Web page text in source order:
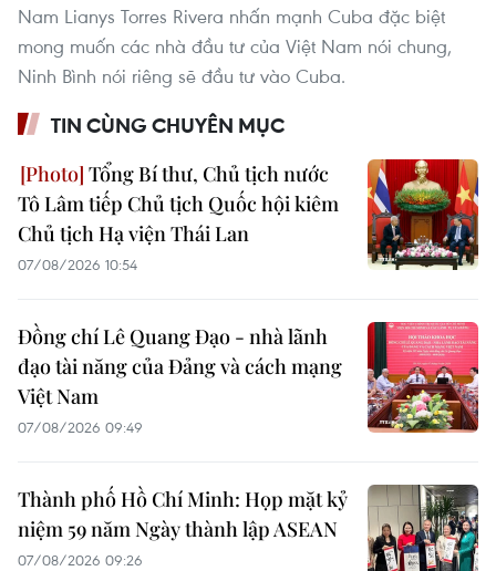
Nam Lianys Torres Rivera nhấn mạnh Cuba đặc biệt
mong muốn các nhà đầu tư của Việt Nam nói chung,
Ninh Bình nói riêng sẽ đầu tư vào Cuba.
TIN CÙNG CHUYÊN MỤC
Tổng Bí thư, Chủ tịch nước
Tô Lâm tiếp Chủ tịch Quốc hội kiêm
Chủ tịch Hạ viện Thái Lan
07/08/2026 10:54
Đồng chí Lê Quang Đạo - nhà lãnh
đạo tài năng của Đảng và cách mạng
Việt Nam
07/08/2026 09:49
Thành phố Hồ Chí Minh: Họp mặt kỷ
niệm 59 năm Ngày thành lập ASEAN
07/08/2026 09:26